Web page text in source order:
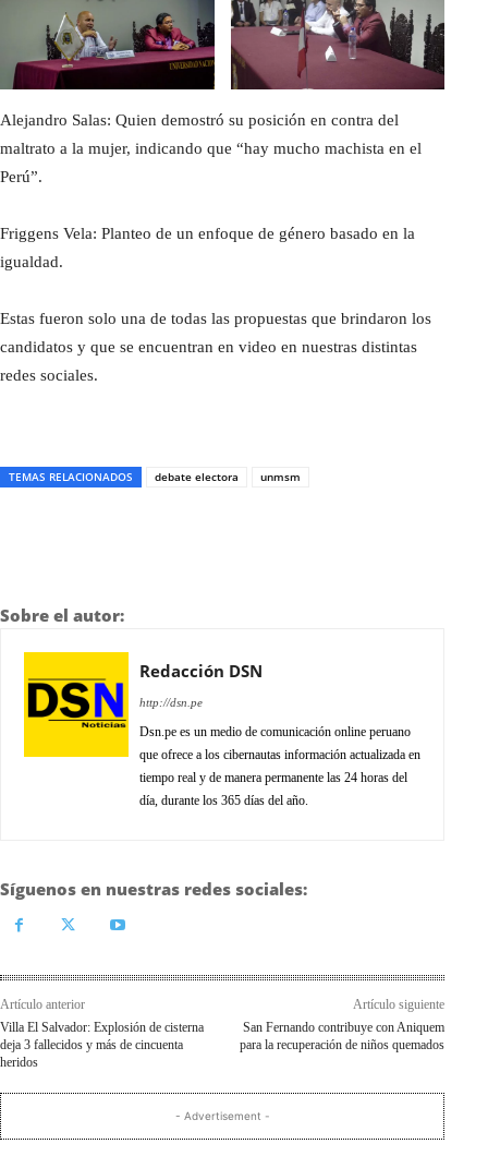
Alejandro Salas: Quien demostró su posición en contra del
maltrato a la mujer, indicando que “hay mucho machista en el
Perú”.
Friggens Vela: Planteo de un enfoque de género basado en la
igualdad.
Estas fueron solo una de todas las propuestas que brindaron los
candidatos y que se encuentran en video en nuestras distintas
redes sociales.
TEMAS RELACIONADOS debate electora unmsm
Sobre el autor:
Redacción DSN
http://dsn.pe
Dsn.pe es un medio de comunicación online peruano
que ofrece a los cibernautas información actualizada en
tiempo real y de manera permanente las 24 horas del
día, durante los 365 días del año.
Síguenos en nuestras redes sociales:
Artículo anterior
Villa El Salvador: Explosión de cisterna
deja 3 fallecidos y más de cincuenta
heridos
Artículo siguiente
San Fernando contribuye con Aniquem
para la recuperación de niños quemados
- Advertisement -